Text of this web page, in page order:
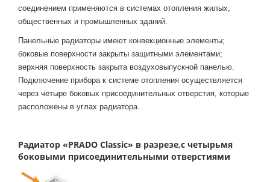
соединением применяются в системах отопления жилых,
общественных и промышленных зданий.
Панельные радиаторы имеют конвекционные элементы;
боковые поверхности закрыты защитными элементами;
верхняя поверхность закрыта воздуховыпускной панелью.
Подключение прибора к системе отопления осуществляется
через четыре боковых присоединительных отверстия, которые
расположены в углах радиатора.
Радиатор «PRADO Classic» в разрезе,с четырьмя
боковыми присоединительными отверстиями